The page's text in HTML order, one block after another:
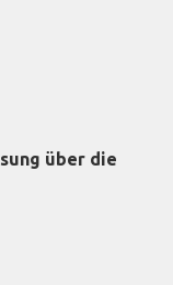
über die